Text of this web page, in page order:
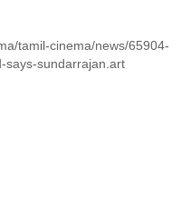
tamil-cinema/news/65904-
says-sundarrajan.art